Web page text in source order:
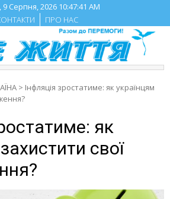
9 Серпня, 2026 10:47:42 AM
ПРО НАС
> Інфляція зростатиме: як українцям
як
свої